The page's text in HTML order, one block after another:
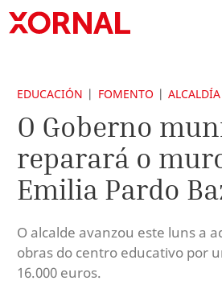
EDUCACIÓN FOMENTO ALCALDÍA
O Goberno
reparará o
Emilia Pardo
O alcalde avanzou este luns a
obras do centro educativo por
16.000 euros.